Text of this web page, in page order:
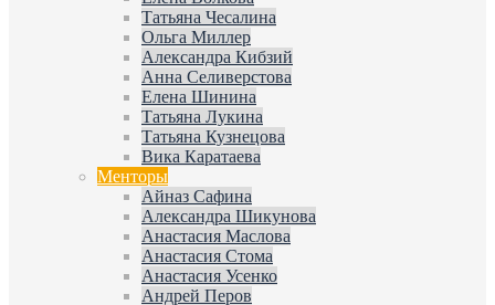
Татьяна Чесалина
Ольга Миллер
Александра Кибзий
Анна Селиверстова
Елена Шинина
Татьяна Лукина
Татьяна Кузнецова
Вика Каратаева
Менторы
Айназ Сафина
Александра Шикунова
Анастасия Маслова
Анастасия Стома
Анастасия Усенко
Андрей Перов